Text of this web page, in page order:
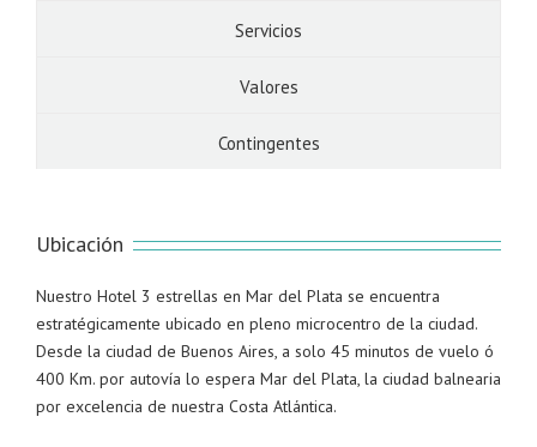
Servicios
Valores
Contingentes
Ubicación
Nuestro Hotel 3 estrellas en Mar del Plata se encuentra
estratégicamente ubicado en pleno microcentro de la ciudad.
Desde la ciudad de Buenos Aires, a solo 45 minutos de vuelo ó
400 Km. por autovía lo espera Mar del Plata, la ciudad balnearia
por excelencia de nuestra Costa Atlántica.